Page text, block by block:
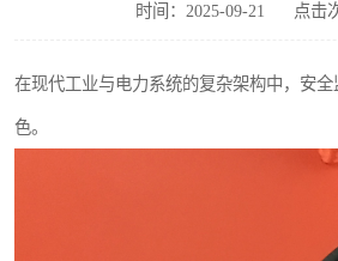
时间：2025-09-21 点击
在现代工业与电力系统的复杂架构中，安
色。